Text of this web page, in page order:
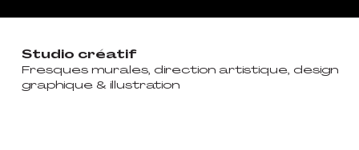
Studio créatif
Fresques murales, direction artistique, design
graphique & illustration